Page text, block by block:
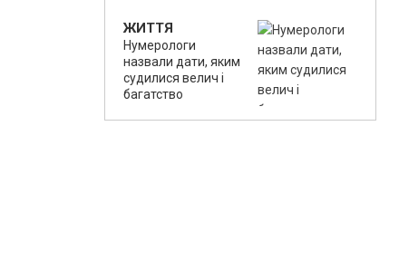
ЖИТТЯ
Нумерологи
назвали дати, яким
судилися велич і
багатство